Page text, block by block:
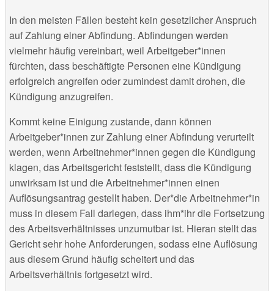
In den meisten Fällen besteht kein gesetzlicher Anspruch
auf Zahlung einer Abfindung. Abfindungen werden
vielmehr häufig vereinbart, weil Arbeitgeber*innen
fürchten, dass beschäftigte Personen eine Kündigung
erfolgreich angreifen oder zumindest damit drohen, die
Kündigung anzugreifen.
Kommt keine Einigung zustande, dann können
Arbeitgeber*innen zur Zahlung einer Abfindung verurteilt
werden, wenn Arbeitnehmer*innen gegen die Kündigung
klagen, das Arbeitsgericht feststellt, dass die Kündigung
unwirksam ist und die Arbeitnehmer*innen einen
Auflösungsantrag gestellt haben. Der*die Arbeitnehmer*in
muss in diesem Fall darlegen, dass ihm*ihr die Fortsetzung
des Arbeitsverhältnisses unzumutbar ist. Hieran stellt das
Gericht sehr hohe Anforderungen, sodass eine Auflösung
aus diesem Grund häufig scheitert und das
Arbeitsverhältnis fortgesetzt wird.